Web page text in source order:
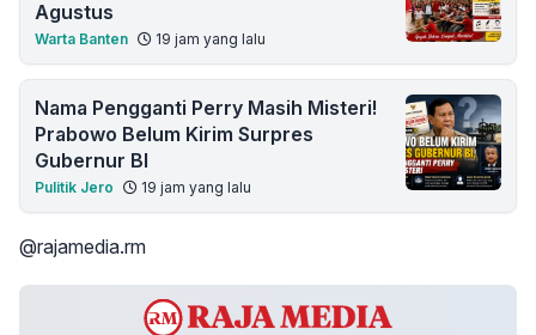
Agustus
Warta Banten 19 jam yang lalu
Nama Pengganti Perry Masih Misteri!
Prabowo Belum Kirim Surpres
Gubernur BI
Pulitik Jero 19 jam yang lalu
@rajamedia.rm